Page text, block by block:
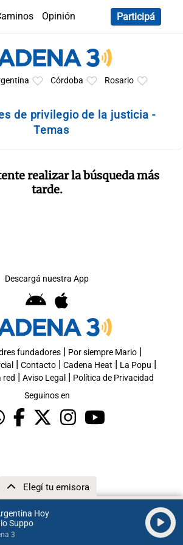
Hoy
Suppo
3
Elegí tu emisora
Opinión
Participá
Córdoba Rosario
de privilegio de la justicia -
Temas
realizar la búsqueda más
tarde.
Descargá nuestra App
fundadores| Por siempre Mario|
| Contacto| Cadena Heat | La Popu |
red | Aviso Legal | Política de Privacidad
Seguinos en